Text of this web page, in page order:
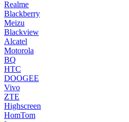
Realme
Blackberry
Meizu
Blackview
Alcatel
Motorola
BQ
HTC
DOOGEE
Vivo
ZTE
Highscreen
HomTom